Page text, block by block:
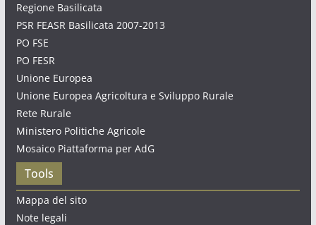
Regione Basilicata
PSR FEASR Basilicata 2007-2013
PO FSE
PO FESR
Unione Europea
Unione Europea Agricoltura e Sviluppo Rurale
Rete Rurale
Ministero Politiche Agricole
Mosaico Piattaforma per AdG
Tools
Mappa del sito
Note legali